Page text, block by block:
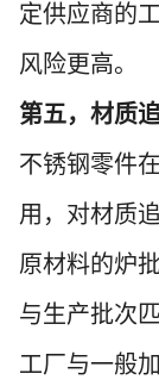
定供应商的
风险更高。
第五，材质
不锈钢零件
用，对材质
原材料的炉批
与生产批次
工厂与一般